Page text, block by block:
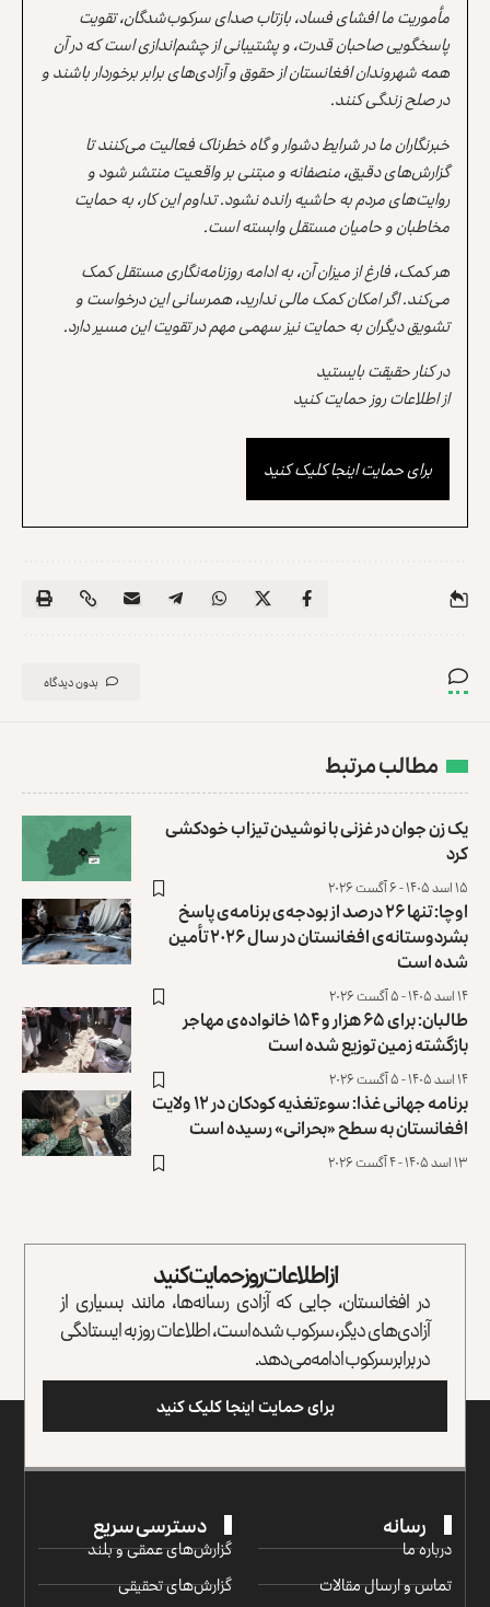
مأموریت ما افشای فساد، بازتاب صدای سرکوب‌شدگان، تقویت
پاسخگویی صاحبان قدرت، و پشتیبانی از چشم‌اندازی است که در آن
همه شهروندان افغانستان از حقوق و آزادی‌های برابر برخوردار باشند و
در صلح زندگی کنند.
خبرنگاران ما در شرایط دشوار و گاه خطرناک فعالیت می‌کنند تا
گزارش‌های دقیق، منصفانه و مبتنی بر واقعیت منتشر شود و
روایت‌های مردم به حاشیه رانده نشود. تداوم این کار، به حمایت
مخاطبان و حامیان مستقل وابسته است.
هر کمک، فارغ از میزان آن، به ادامه روزنامه‌نگاری مستقل کمک
می‌کند. اگر امکان کمک مالی ندارید، همرسانی این درخواست و
تشویق دیگران به حمایت نیز سهمی مهم در تقویت این مسیر دارد.
در کنار حقیقت بایستید
از اطلاعات روز حمایت کنید
برای حمایت اینجا کلیک کنید
بدون دیدگاه
مطالب مرتبط
یک زن جوان در غزنی با نوشیدن تیزاب خودکشی
کرد
۱۵ اسد ۱۴۰۵ - ۶ آگست ۲۰۲۶
اوچا: تنها ۲۶ درصد از بودجه‌ی برنامه‌ی پاسخ
بشردوستانه‌ی افغانستان در سال ۲۰۲۶ تأمین
شده است
۱۴ اسد ۱۴۰۵ - ۵ آگست ۲۰۲۶
طالبان: برای ۶۵ هزار و ۱۵۴ خانواده‌ی مهاجر
بازگشته زمین توزیع ‏شده است
۱۴ اسد ۱۴۰۵ - ۵ آگست ۲۰۲۶
برنامه جهانی غذا: سوءتغذیه کودکان در ۱۲ ولایت
افغانستان به سطح «بحرانی» رسیده است
۱۳ اسد ۱۴۰۵ - ۴ آگست ۲۰۲۶
از اطلاعات روز حمایت کنید
در افغانستان، جایی که آزادی رسانه‌ها، مانند بسیاری از
آزادی‌های دیگر، سرکوب شده است، اطلاعات روز به ایستادگی
در برابر سرکوب ادامه می‌دهد.
برای حمایت اینجا کلیک کنید
رسانه
درباره ما
تماس و ارسال مقالات
دسترسی سریع
گزارش‌‌های عمقی و بلند
گزارش‌های تحقیقی